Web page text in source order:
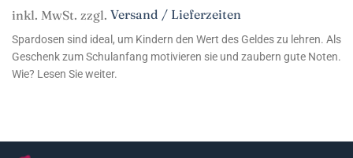
inkl. MwSt. zzgl. Versand / Lieferzeiten
Spardosen sind ideal, um Kindern den Wert des Geldes zu lehren. Als
Geschenk zum Schulanfang motivieren sie und zaubern gute Noten.
Wie? Lesen Sie weiter.